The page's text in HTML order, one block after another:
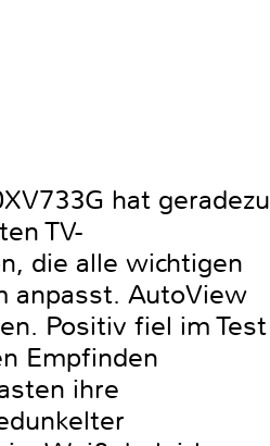
hat geradezu
TV-
die alle wichtigen
anpasst. AutoView
Positiv fiel im Test
Empfinden
ihre